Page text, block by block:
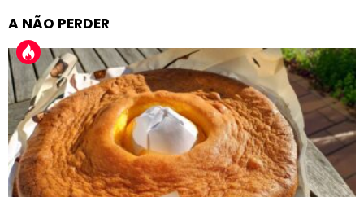
A NÃO PERDER